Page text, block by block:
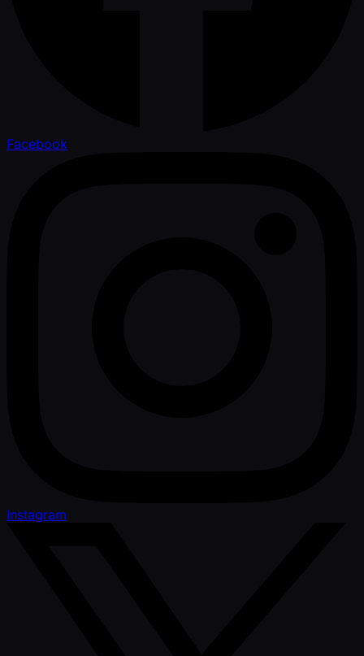
Facebook
Instagram